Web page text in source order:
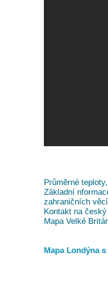
Průměrné
Základní
zahraničních
Kontakt na
Mapa Velké
Mapa Londýna